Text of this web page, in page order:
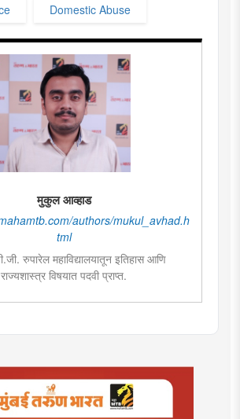
Domestic Abuse
मुकुल आव्हाड
authors/mukul_avhad.h
tml
रुपारेल महाविद्यालयातून इतिहास आणि
राज्यशास्त्र विषयात पदवी प्राप्त.
विषयांवर कार्यक्रम सादर केले.वाचनाची आवड.